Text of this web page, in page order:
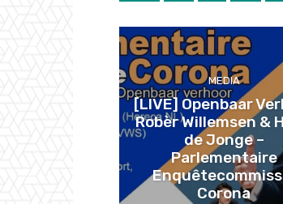
MEDIA
[LIVE] Openbaar
Robèr Willemsen &
de Jonge –
Parlementaire
Corona